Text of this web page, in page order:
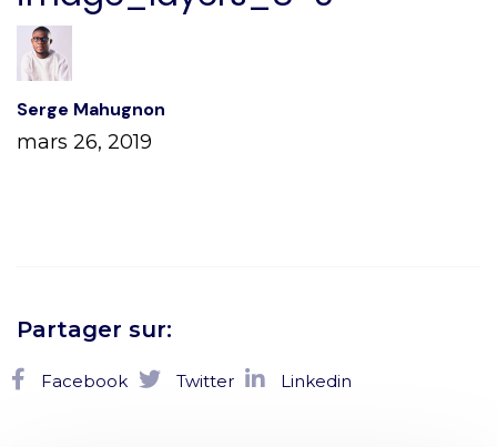
Serge Mahugnon
mars 26, 2019
Partager sur:
Facebook Twitter Linkedin